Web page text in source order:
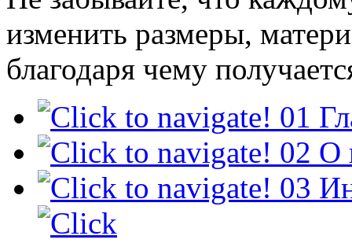
изменить размеры,
благодаря чему
01
02 О
03